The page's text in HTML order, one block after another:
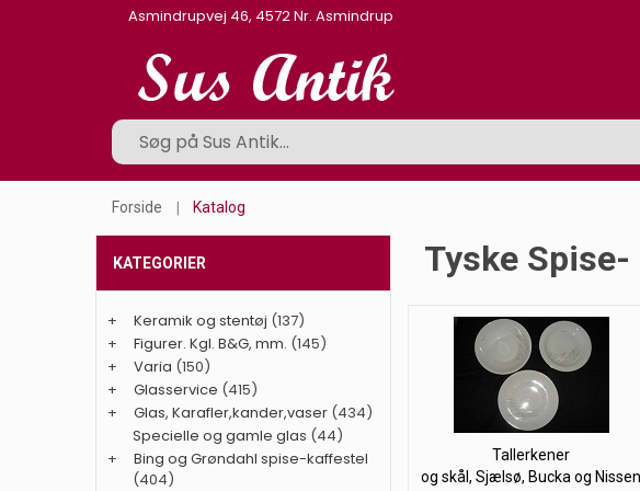
Asmindrupvej 46, 4572 Nr. Asmindrup
Forside Katalog
Tyske
Tallerkener
og skål, Sjælsø, Bucka og Nissen
KATEGORIER
+ Keramik og stentøj (137)
+
Figurer. Kgl. B&G, mm. (145)
+
Varia (150)
+
Glasservice (415)
+
Glas, Karafler,kander,vaser (434)
Specielle og gamle glas (44)
+
Bing og Grøndahl spise-kaffestel
(404)